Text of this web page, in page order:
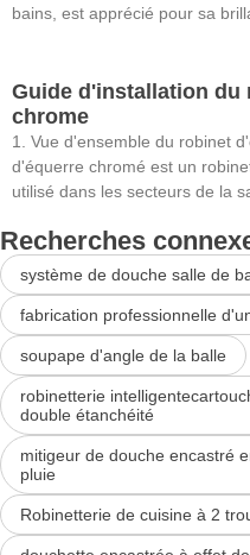
bains, est apprécié pour sa
Guide d'installation du
chrome
1. Vue d'ensemble du robinet
d'équerre chromé est un
utilisé dans les secteurs de la
Recherches
système de douche salle de
fabrication professionnelle
soupape d'angle de la balle
robinetterie
double étanchéité
mitigeur de douche encastré
pluie
Robinetterie de cuisine à 2